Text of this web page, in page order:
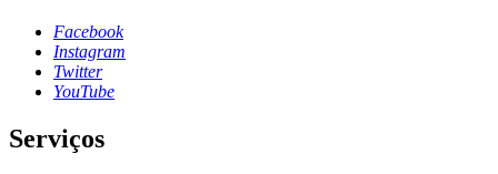
Facebook
Instagram
Twitter
YouTube
Serviços